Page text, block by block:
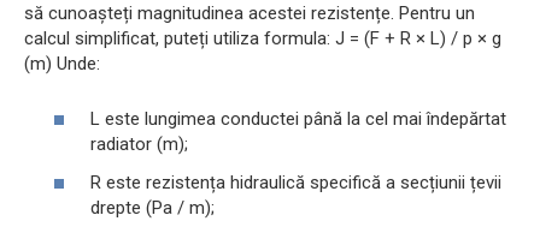
să cunoașteți magnitudinea acestei rezistențe. Pentru un
calcul simplificat, puteți utiliza formula: J = (F + R × L) / p × g
(m) Unde:
L este lungimea conductei până la cel mai îndepărtat
radiator (m);
R este rezistența hidraulică specifică a secțiunii țevii
drepte (Pa / m);